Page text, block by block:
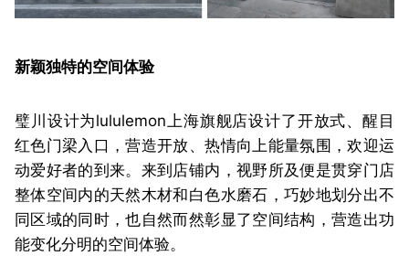
新颖独特的空间体验
璧川设计为lululemon上海旗舰店设计了开放式、醒目
红色门梁入口，营造开放、热情向上能量氛围，欢迎运
动爱好者的到来。来到店铺内，视野所及便是贯穿门店
整体空间内的天然木材和白色水磨石，巧妙地划分出不
同区域的同时，也自然而然彰显了空间结构，营造出功
能变化分明的空间体验。